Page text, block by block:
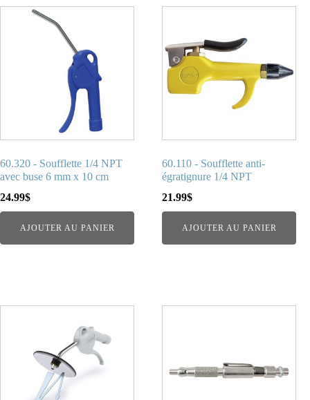
60.320 - Soufflette 1/4 NPT
avec buse 6 mm x 10 cm
24.99$
AJOUTER AU PANIER
60.110 - Soufflette anti-
égratignure 1/4 NPT
21.99$
AJOUTER AU PANIER